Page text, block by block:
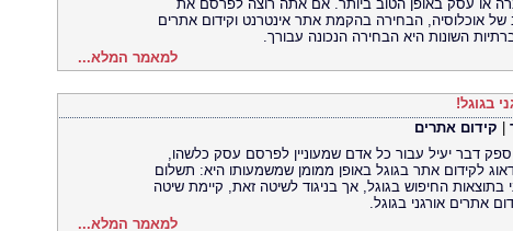
או עסק באופן הטוב ביותר. אם אתה רוצה לפרסם את
של אוכלוסיה, הבחירה בהקמת אתר אינטרנט וקידום אתרים
השונות היא הבחירה הנכונה עבורך.
למאמר המלא...
בגוגל!
קידום אתרים
דבר יעיל עבור כל אדם שמעוניין לפרסם עסק כלשהו,
לקידום אתר בגוגל באופן ממומן שמשמעותו היא: תשלום
החיפוש בגוגל, אך בניגוד לשיטה זאת, קיימת שיטה
אתרים אורגני בגוגל.
למאמר המלא...